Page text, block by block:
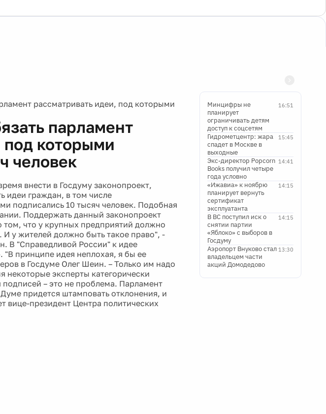
рассматривать идеи, под которыми
парламент
под которыми
человек
внести в Госдуму законопроект,
идеи граждан, в том числе
подписались 10 тысяч человек. Подобная
Поддержать данный законопроект
что у крупных предприятий должно
у жителей должно быть такое право", -
В "Справедливой России" к идее
"В принципе идея неплохая, я бы ее
в Госдуме Олег Шеин. – Только им надо
эксперты категорически
– это не проблема. Парламент
придется штамповать отклонения, и
вице-президент Центра политических
16:51
Минцифры не
планирует
ограничивать детям
доступ к соцсетям
15:45
Гидрометцентр: жара
спадет в Москве в
выходные
14:41
Экс-директор Popcorn
Books получил четыре
года условно
14:15
«Ижавиа» к ноябрю
планирует вернуть
сертификат
эксплуатанта
14:15
В ВС поступил иск о
снятии партии
«Яблоко» с выборов в
Госдуму
13:30
Аэропорт Внуково стал
владельцем части
акций Домодедово